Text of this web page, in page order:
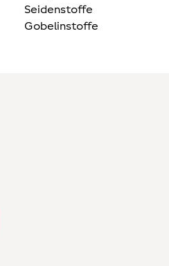
Seidenstoffe
Gobelinstoffe